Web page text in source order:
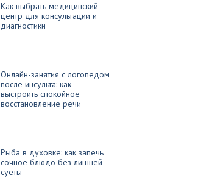
Как выбрать медицинский
центр для консультации и
диагностики
Онлайн-занятия с логопедом
после инсульта: как
выстроить спокойное
восстановление речи
Рыба в духовке: как запечь
сочное блюдо без лишней
суеты